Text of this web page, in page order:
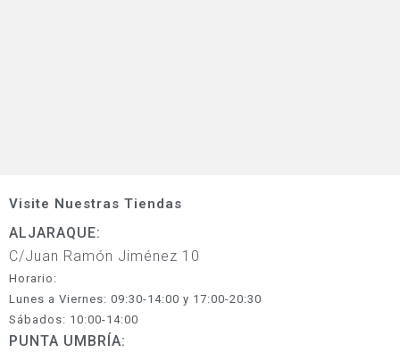
Visite Nuestras Tiendas
ALJARAQUE:
C/Juan Ramón Jiménez 10
Horario:
Lunes a Viernes: 09:30-14:00 y 17:00-20:30
Sábados: 10:00-14:00
PUNTA UMBRÍA: